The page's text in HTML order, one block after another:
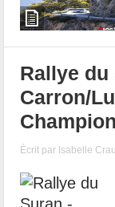
Rallye du
Carron/
Écrit par Isabelle